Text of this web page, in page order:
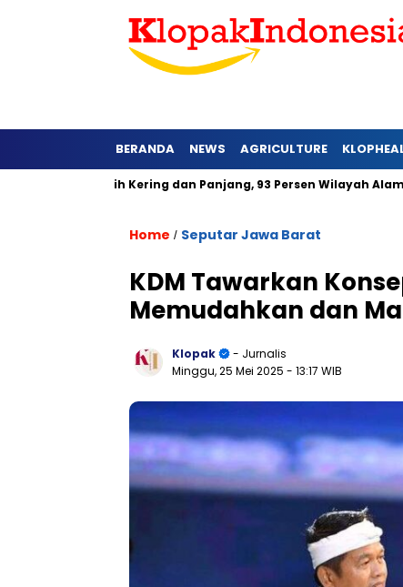
BERANDA NEWS AGRICULTURE
Lebih Kering dan Panjang, 93 Persen Wilayah Alami Hujan
Home / Seputar Jawa Barat
KDM Tawarkan
Memudahkan dan
Klopak
- Jurnalis
Minggu, 25 Mei 2025 - 13:17 WIB